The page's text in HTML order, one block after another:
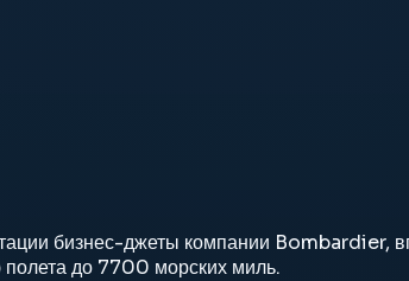
бизнес-джеты компании Bombardier,
полета до 7700 морских миль.